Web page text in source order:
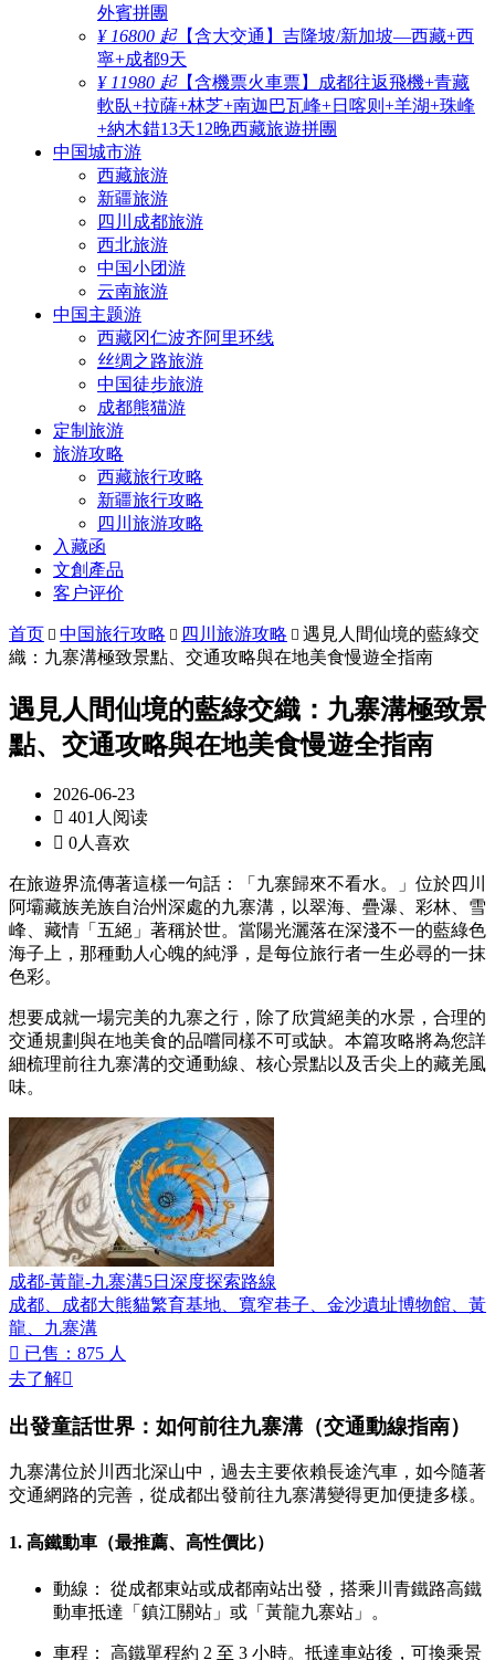
外賓拼團
¥ 16800 起【含大交通】吉隆坡/新加坡—西藏+西
寧+成都9天
¥ 11980 起【含機票火車票】成都往返飛機+青藏
軟臥+拉薩+林芝+南迦巴瓦峰+日喀则+羊湖+珠峰
+納木錯13天12晚西藏旅遊拼團
中国城市游
西藏旅游
新疆旅游
四川成都旅游
西北旅游
中国小团游
云南旅游
中国主题游
西藏冈仁波齐阿里环线
丝绸之路旅游
中国徒步旅游
成都熊猫游
定制旅游
旅游攻略
西藏旅行攻略
新疆旅行攻略
四川旅游攻略
入藏函
文創產品
客户评价
首页  中国旅行攻略  四川旅游攻略  遇見人間仙境的藍綠交
織：九寨溝極致景點、交通攻略與在地美食慢遊全指南
遇見人間仙境的藍綠交織：九寨溝極致景
點、交通攻略與在地美食慢遊全指南
2026-06-23
 401人阅读
 0人喜欢
在旅遊界流傳著這樣一句話：「九寨歸來不看水。」位於四川
阿壩藏族羌族自治州深處的九寨溝，以翠海、疊瀑、彩林、雪
峰、藏情「五絕」著稱於世。當陽光灑落在深淺不一的藍綠色
海子上，那種動人心魄的純淨，是每位旅行者一生必尋的一抹
色彩。
想要成就一場完美的九寨之行，除了欣賞絕美的水景，合理的
交通規劃與在地美食的品嚐同樣不可或缺。本篇攻略將為您詳
細梳理前往九寨溝的交通動線、核心景點以及舌尖上的藏羌風
味。
成都-黃龍-九寨溝5日深度探索路線
成都、成都大熊貓繁育基地、寬窄巷子、金沙遺址博物館、黃
龍、九寨溝
 已售：875 人
去了解
出發童話世界：如何前往九寨溝（交通動線指南）
九寨溝位於川西北深山中，過去主要依賴長途汽車，如今隨著
交通網路的完善，從成都出發前往九寨溝變得更加便捷多樣。
1. 高鐵動車（最推薦、高性價比）
動線： 從成都東站或成都南站出發，搭乘川青鐵路高鐵
動車抵達「鎮江關站」或「黃龍九寨站」。
車程： 高鐵單程約 2 至 3 小時。抵達車站後，可換乘景